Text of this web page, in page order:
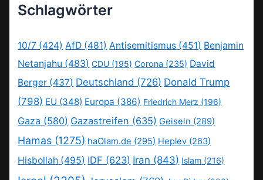
Schlagwörter
10/7 (424) AfD (481) Antisemitismus (451) Benjamin
Netanjahu (483) CDU (195) Corona (235) David
Berger (437) Deutschland (726) Donald Trump
(798) EU (348) Europa (386) Friedrich Merz (196)
Gaza (580) Gazastreifen (635) Geiseln (289)
Hamas (1275) haOlam.de (295) Heplev (263)
Hisbollah (495) IDF (623) Iran (843) Islam (216)